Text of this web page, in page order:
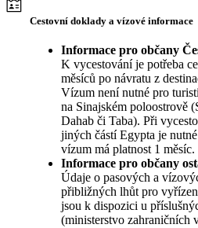
Cestovní doklady a vízové informace
Informace pro občany
K vycestování je potřeba
měsíců po návratu z
Vízum není nutné pro
na Sinajském poloostrově
Dahab či Taba). Při
jiných částí Egypta je
vízum má platnost 1 měsíc.
Informace pro občany
Údaje o pasových a
přibližných lhůt pro
jsou k dispozici u
(ministerstvo zahraničních